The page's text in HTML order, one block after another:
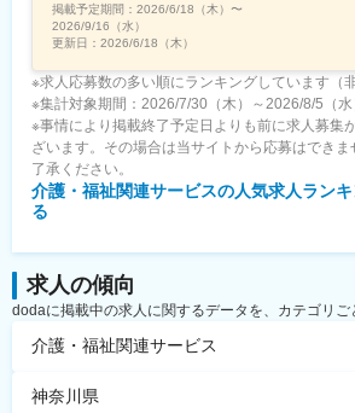
掲載予定期間： 2026/6/18（木） 〜
2026/9/16（水）
更新日： 2026/6/18（木）
※求人応募数の多い順にランキングしています（
※集計対象期間：2026/7/30（木）～2026/8/5（水
※事情により掲載終了予定日よりも前に求人募集
ざいます。その場合は当サイトから応募はでき
了承ください。
介護・福祉関連サービスの人気求人ラン
る
求人の傾向
dodaに掲載中の求人に関するデータを、カテゴリご
介護・福祉関連サービス
神奈川県